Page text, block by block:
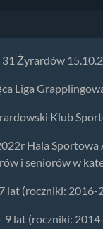
Żyrardów
Liga
Klub
Hala
i seniorów w
lat (roczniki: 2016-
9 lat (roczniki: